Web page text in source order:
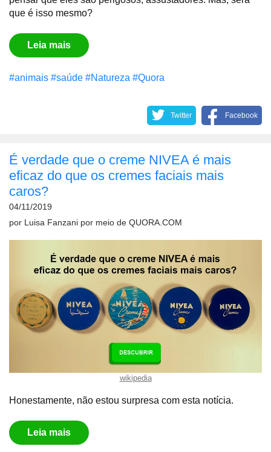
que é isso mesmo?
Leia mais
#animais #saúde #Natureza #Quora
Twitter Facebook
É verdade que o creme NIVEA é mais
eficaz do que os cremes faciais mais
caros?
04/11/2019
por Luisa Fanzani por meio de QUORA.COM
wikipedia
Honestamente, não estou surpresa com esta notícia.
Leia mais